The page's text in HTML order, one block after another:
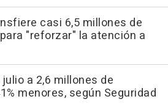
casi 6,5 millones de
"reforzar" la atención a
a 2,6 millones de
menores, según Seguridad